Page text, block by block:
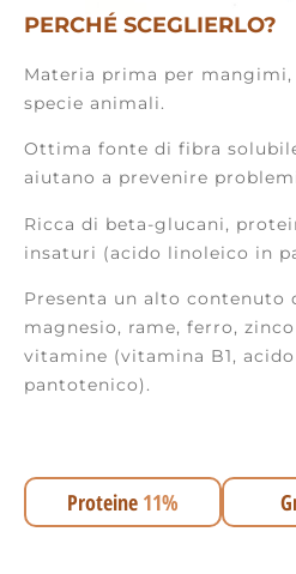
PERCHÉ SCEGLIERLO?
Materia prima per
specie animali.
Ottima fonte di fibra
aiutano a prevenire
Ricca di beta-glucani,
insaturi (acido linoleico in
Presenta un alto contenuto
magnesio, rame, ferro,
vitamine (vitamina B1,
pantotenico).
Proteine 11%